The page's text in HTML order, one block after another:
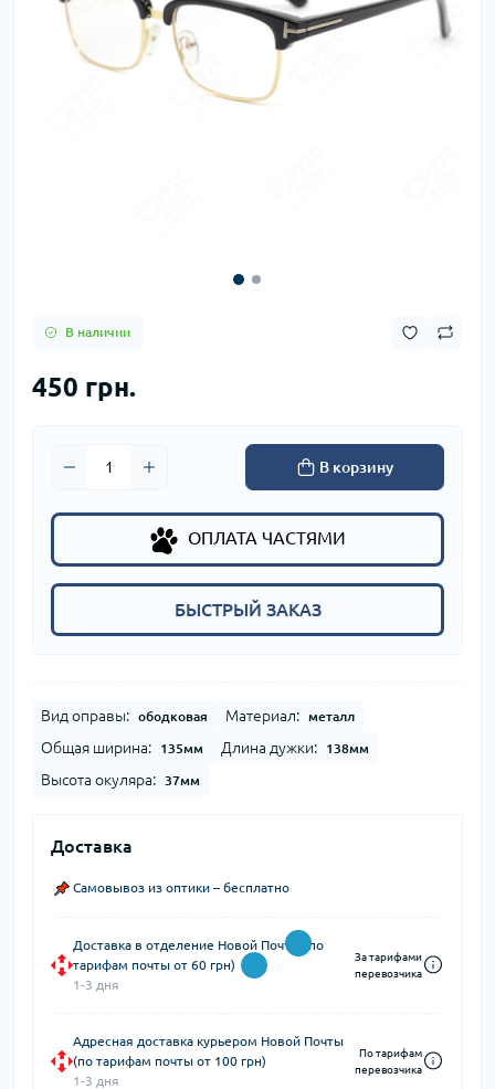
В наличии
450 грн.
В корзину
ОПЛАТА ЧАСТЯМИ
БЫСТРЫЙ ЗАКАЗ
Вид оправы: ободковая Материал: металл
Общая ширина: 135мм Длина дужки: 138мм
Высота окуляра: 37мм
Доставка
Самовывоз из оптики – бесплатно
Доставка в отделение Новой Почты (по
тарифам почты от 60 грн)
1-3 дня
За тарифами
перевозчика
Адресная доставка курьером Новой Почты
(по тарифам почты от 100 грн)
1-3 дня
По тарифам
перевозчика